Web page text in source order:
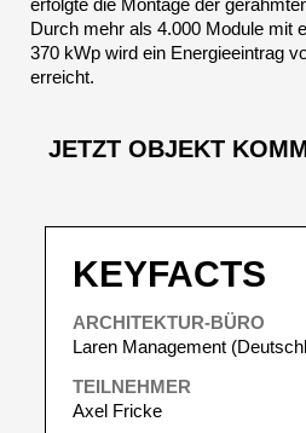
erfolgte die Montage der
Durch mehr als 4.000 Module mit
370 kWp wird ein Energieeintrag
erreicht.
JETZT OBJEKT
KEYFACTS
ARCHITEKTUR-BÜRO
Laren Management
TEILNEHMER
Axel Fricke